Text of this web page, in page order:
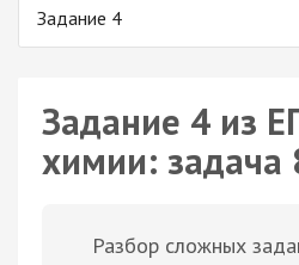
Задание 4
Задание 4 из
химии: задача
Разбор сложных